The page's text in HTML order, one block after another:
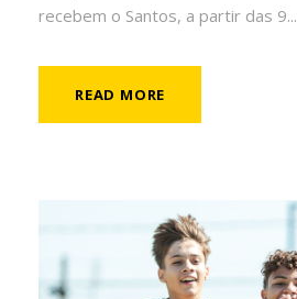
recebem o Santos, a partir das 9...
READ MORE